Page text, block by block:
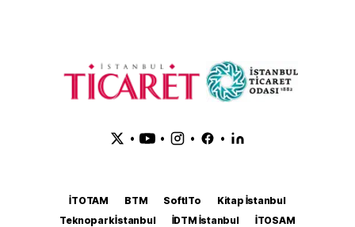
• • • •
İTOTAM BTM SoftITo
Kitap İstanbul
Teknopark İstanbul
İDTM İstanbul
İTOSAM